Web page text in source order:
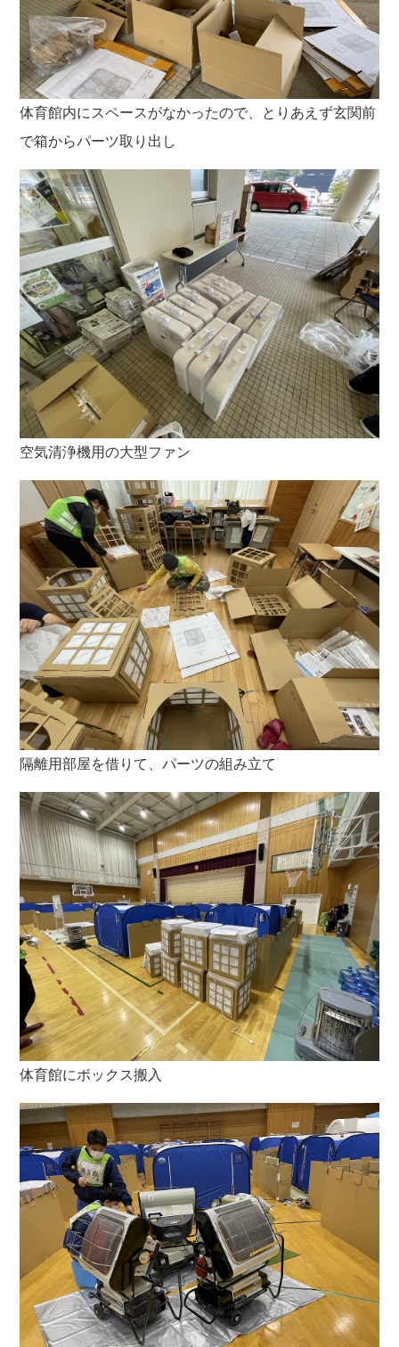
体育館内にスペースがなかったので、とりあえず玄関前
で箱からパーツ取り出し
空気清浄機用の大型ファン
隔離用部屋を借りて、パーツの組み立て
体育館にボックス搬入